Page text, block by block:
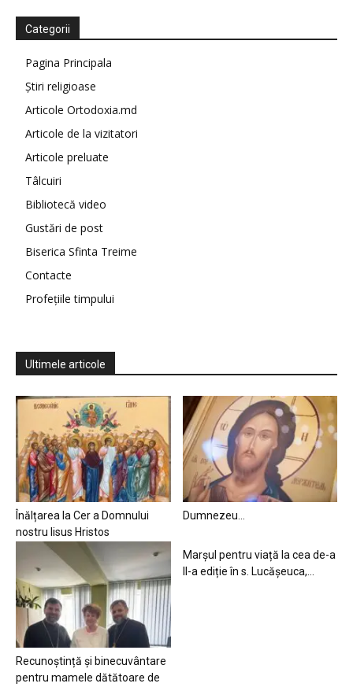
Categorii
Pagina Principala
Știri religioase
Articole Ortodoxia.md
Articole de la vizitatori
Articole preluate
Tâlcuiri
Bibliotecă video
Gustări de post
Biserica Sfinta Treime
Contacte
Profețiile timpului
Ultimele articole
Înălțarea la Cer a Domnului
nostru Iisus Hristos
Dumnezeu…
Recunoștință și binecuvântare
pentru mamele dătătoare de
Marșul pentru viață la cea de-a
II-a ediție în s. Lucășeuca,...